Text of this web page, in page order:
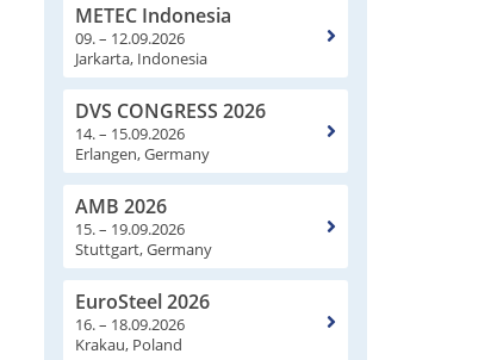
METEC Indonesia
09. – 12.09.2026
Jarkarta, Indonesia
DVS CONGRESS 2026
14. – 15.09.2026
Erlangen, Germany
AMB 2026
15. – 19.09.2026
Stuttgart, Germany
EuroSteel 2026
16. – 18.09.2026
Krakau, Poland